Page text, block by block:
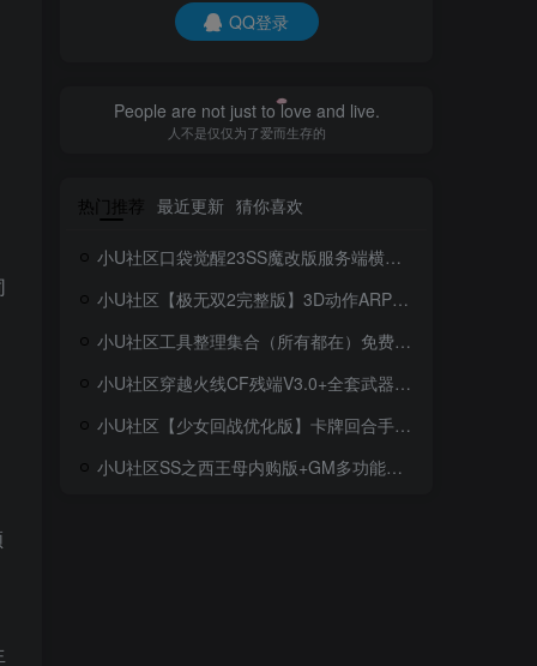
QQ登录
People are not just to love and live.
人不是仅仅为了爱而生存的
热门推荐 最近更新 猜你喜欢
小U社区口袋觉醒23SS魔改版服务端横版卡牌手游+Linux手工服务端+GM授权后台+搭建视频
小U社区【极无双2完整版】3D动作ARPG手游+Linux学习手工端+GM授权后台+视频教程
小U社区工具整理集合（所有都在）免费！免费！免费！
小U社区穿越火线CF残端V3.0+全套武器存档+联机教程+搭建视频
小U社区【少女回战优化版】卡牌回合手游Linux本地学习手工端+lua加解密工具+GM授权后台+搭建视频
小U社区SS之西王母内购版+GM多功能后台+搭建视频